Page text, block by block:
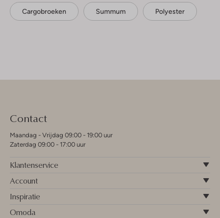
Cargobroeken Summum Polyester
Contact
Maandag - Vrijdag 09:00 - 19:00 uur
Zaterdag 09:00 - 17:00 uur
Klantenservice
Account
Inspiratie
Omoda